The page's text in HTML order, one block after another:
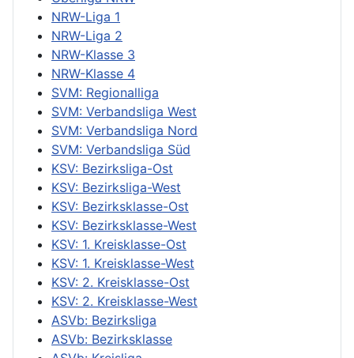
NRW-Liga 1
NRW-Liga 2
NRW-Klasse 3
NRW-Klasse 4
SVM: Regionalliga
SVM: Verbandsliga West
SVM: Verbandsliga Nord
SVM: Verbandsliga Süd
KSV: Bezirksliga-Ost
KSV: Bezirksliga-West
KSV: Bezirksklasse-Ost
KSV: Bezirksklasse-West
KSV: 1. Kreisklasse-Ost
KSV: 1. Kreisklasse-West
KSV: 2. Kreisklasse-Ost
KSV: 2. Kreisklasse-West
ASVb: Bezirksliga
ASVb: Bezirksklasse